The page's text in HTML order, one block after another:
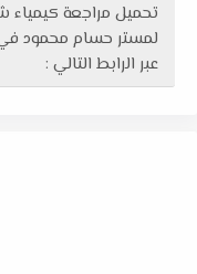
عبر الرابط التالي :